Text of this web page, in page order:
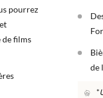
pourrez
de films
de
*